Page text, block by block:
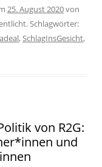
25. August 2020von
Schlagwörter:
,SchlagInsGesicht,
von R2G:
und